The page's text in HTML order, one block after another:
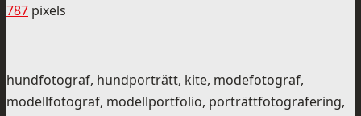
787 pixels
hundfotograf, hundporträtt, kite, modefotograf,
modellfotograf, modellportfolio, porträttfotografering,